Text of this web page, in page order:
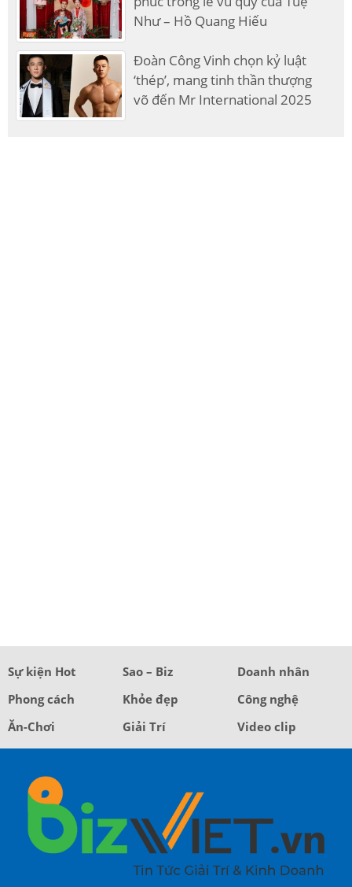
Như – Hồ Quang Hiếu
Đoàn Công Vinh chọn kỷ luật
‘thép’, mang tinh thần thượng
võ đến Mr International 2025
Sự kiện Hot Sao – Biz
Doanh nhân
Phong cách
Khỏe đẹp
Công nghệ
Ăn-Chơi
Giải Trí Video clip